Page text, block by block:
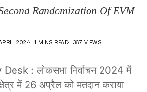
Randomization Of EVM
2024 1 MINS READ 367 VIEWS
: लोकसभा निर्वाचन 2024 में
में 26 अप्रैल को मतदान कराया